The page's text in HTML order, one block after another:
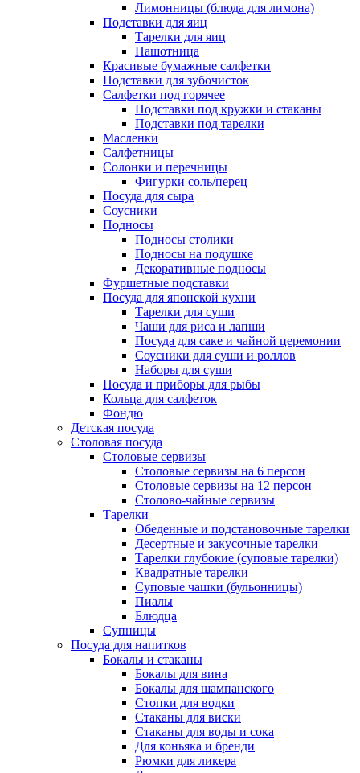
Лимонницы (блюда для лимона)
Подставки для яиц
Тарелки для яиц
Пашотница
Красивые бумажные салфетки
Подставки для зубочисток
Салфетки под горячее
Подставки под кружки и стаканы
Подставки под тарелки
Масленки
Салфетницы
Солонки и перечницы
Фигурки соль/перец
Посуда для сыра
Соусники
Подносы
Подносы столики
Подносы на подушке
Декоративные подносы
Фуршетные подставки
Посуда для японской кухни
Тарелки для суши
Чаши для риса и лапши
Посуда для саке и чайной церемонии
Соусники для суши и роллов
Наборы для суши
Посуда и приборы для рыбы
Кольца для салфеток
Фондю
Детская посуда
Столовая посуда
Столовые сервизы
Столовые сервизы на 6 персон
Столовые сервизы на 12 персон
Столово-чайные сервизы
Тарелки
Обеденные и подстановочные тарелки
Десертные и закусочные тарелки
Тарелки глубокие (суповые тарелки)
Квадратные тарелки
Суповые чашки (бульонницы)
Пиалы
Блюдца
Супницы
Посуда для напитков
Бокалы и стаканы
Бокалы для вина
Бокалы для шампанского
Стопки для водки
Стаканы для виски
Стаканы для воды и сока
Для коньяка и бренди
Рюмки для ликера